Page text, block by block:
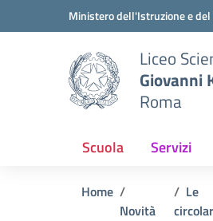
Vai ai contenuti
Vai al menu di navigazione
Ministero dell'Istruzione e
Liceo
Giovanni
Roma
Scuola Servizi
Home
Novità
Le